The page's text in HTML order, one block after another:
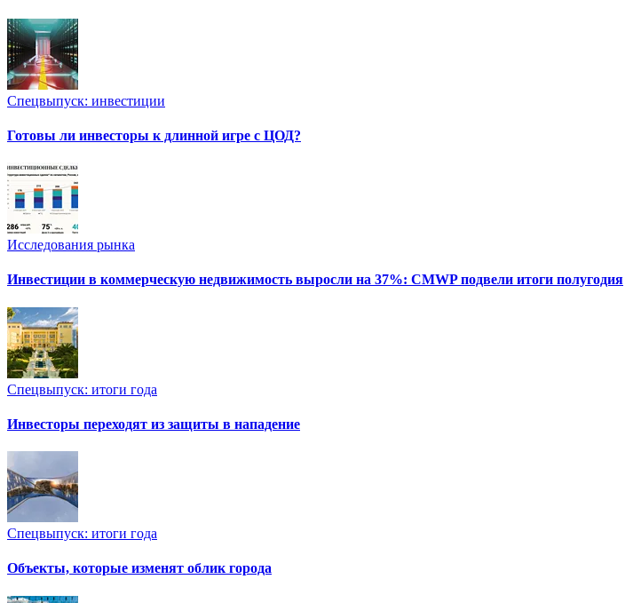
Спецвыпуск: инвестиции
Готовы ли инвесторы к длинной игре с ЦОД?
Исследования рынка
Инвестиции в коммерческую недвижимость выросли на 37%: CMWP подвели итоги полугодия
Спецвыпуск: итоги года
Инвесторы переходят из защиты в нападение
Спецвыпуск: итоги года
Объекты, которые изменят облик города